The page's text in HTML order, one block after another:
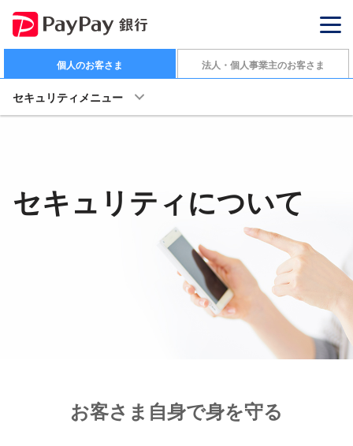
個人のお客さま 法人・個人事業主のお客さま
セキュリティメニュー
セキュリティについて
お客さま自身で身を守る